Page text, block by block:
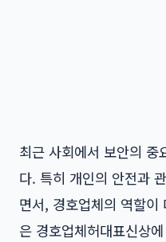
최근 사회에서 보안의 중
다. 특히 개인의 안전과
면서, 경호업체의 역할
은 경호업체허대표신상